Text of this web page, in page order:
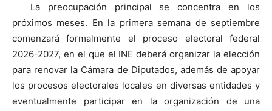
La preocupación principal se concentra en los
próximos meses. En la primera semana de septiembre
comenzará formalmente el proceso electoral federal
2026-2027, en el que el INE deberá organizar la elección
para renovar la Cámara de Diputados, además de apoyar
los procesos electorales locales en diversas entidades y
eventualmente participar en la organización de una